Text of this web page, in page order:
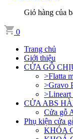
Giỏ hàng của
0
Trang chủ
Giới thiệu
CỬA GỖ
>Flatta
>Gravo
>Lineart
CỬA ABS
Cửa gỗ
Phụ kiện cửa
KHÓA